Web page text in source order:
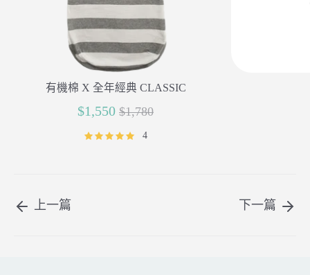
有機棉 X 全年經典 CLASSIC
$1,550 正
常
$1,780
4
上一篇 下一篇